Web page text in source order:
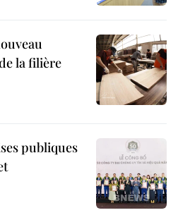
la filière
publiques